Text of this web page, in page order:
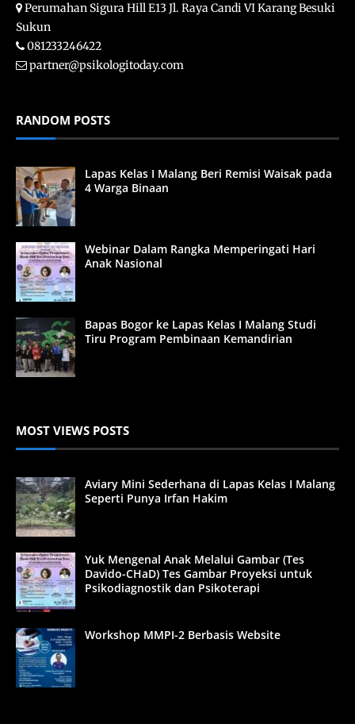
Perumahan Sigura Hill E13 Jl. Raya Candi VI Karang Besuki
Sukun
081233246422
partner@psikologitoday.com
RANDOM POSTS
Lapas Kelas I Malang Beri Remisi Waisak pada
4 Warga Binaan
Webinar Dalam Rangka Memperingati Hari
Anak Nasional
Bapas Bogor ke Lapas Kelas I Malang Studi
Tiru Program Pembinaan Kemandirian
MOST VIEWS POSTS
Aviary Mini Sederhana di Lapas Kelas I Malang
Seperti Punya Irfan Hakim
Yuk Mengenal Anak Melalui Gambar (Tes
Davido-CHaD) Tes Gambar Proyeksi untuk
Psikodiagnostik dan Psikoterapi
Workshop MMPI-2 Berbasis Website